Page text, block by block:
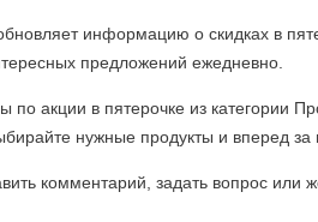
информацию о скидках в
предложений ежедневно.
по акции в пятерочке из категории
нужные продукты и вперед за
комментарий, задать вопрос или